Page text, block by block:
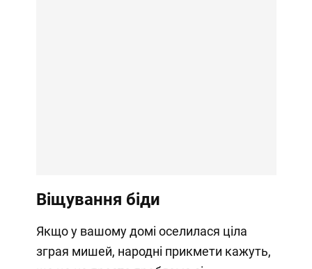
Віщування біди
Якщо у вашому домі оселилася ціла
зграя мишей, народні прикмети кажуть,